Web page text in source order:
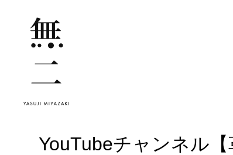
YouTubeチャンネル